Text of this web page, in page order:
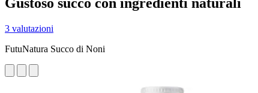
3 valutazioni
FutuNatura Succo di Noni